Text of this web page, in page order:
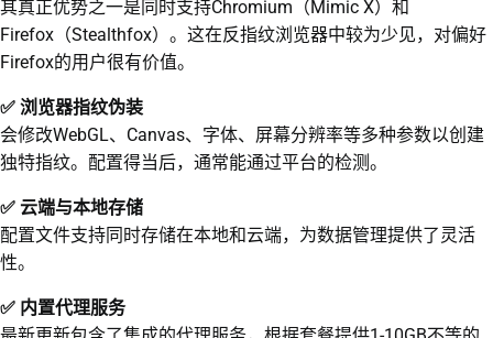
其真正优势之一是同时支持Chromium（Mimic X）和
Firefox（Stealthfox）。这在反指纹浏览器中较为少见，对偏好
Firefox的用户很有价值。
✅ 浏览器指纹伪装
会修改WebGL、Canvas、字体、屏幕分辨率等多种参数以创建
独特指纹。配置得当后，通常能通过平台的检测。
✅ 云端与本地存储
配置文件支持同时存储在本地和云端，为数据管理提供了灵活
性。
✅ 内置代理服务